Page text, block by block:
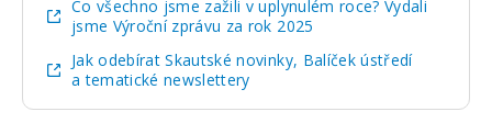
Co všechno jsme zažili v uplynulém roce? Vydali
jsme Výroční zprávu za rok 2025
Jak odebírat Skautské novinky, Balíček ústředí
a tematické newslettery